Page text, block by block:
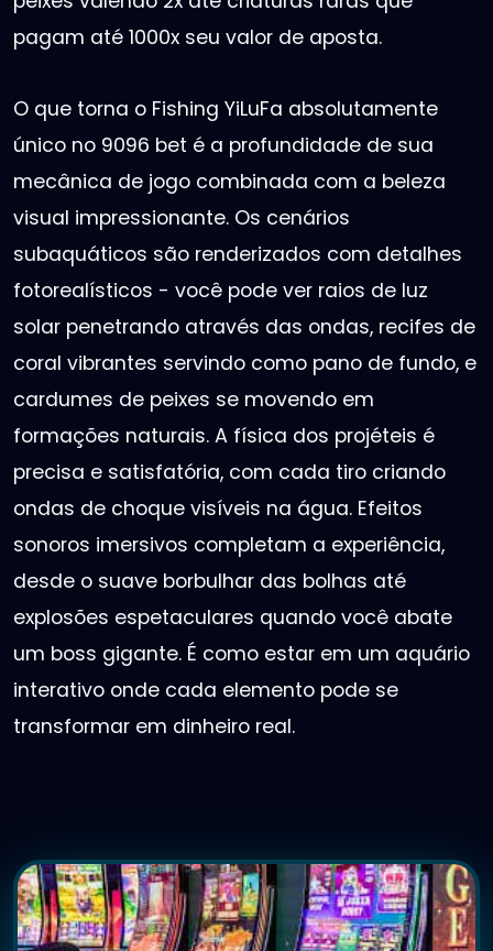
pagam até 1000x seu valor de aposta.
O que torna o Fishing YiLuFa absolutamente
único no 9096 bet é a profundidade de sua
mecânica de jogo combinada com a beleza
visual impressionante. Os cenários
subaquáticos são renderizados com detalhes
fotorealísticos - você pode ver raios de luz
solar penetrando através das ondas, recifes de
coral vibrantes servindo como pano de fundo, e
cardumes de peixes se movendo em
formações naturais. A física dos projéteis é
precisa e satisfatória, com cada tiro criando
ondas de choque visíveis na água. Efeitos
sonoros imersivos completam a experiência,
desde o suave borbulhar das bolhas até
explosões espetaculares quando você abate
um boss gigante. É como estar em um aquário
interativo onde cada elemento pode se
transformar em dinheiro real.